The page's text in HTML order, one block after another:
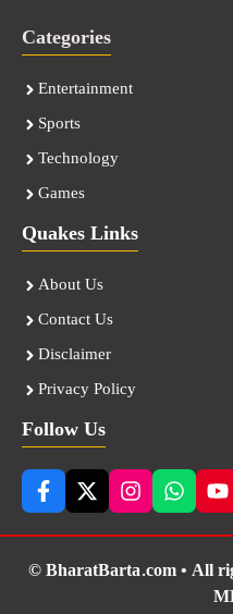
Categories
Entertainment
Sports
Technology
Games
Quakes Links
About Us
Contact Us
Disclaimer
Privacy Policy
Follow Us
© BharatBarta.com • All